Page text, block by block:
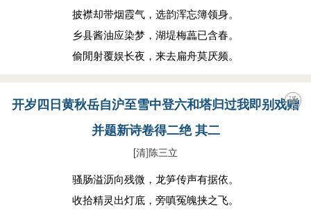
披襟却带烟霞气，选韵浑忘簿领身。
乡县酱油应染梦，湖堤梅藟已含春。
偷閒射覆娱长夜，来去扁舟莫厌频。
开岁四日黄秋岳自沪至雪中登六和塔归过我即别戏赠
并题新诗卷得二绝 其二
[清]陈三立
骚肠溢沥向残微，龙笋传声有据依。
收拾精灵出灯底，旁嗔冤魄挟之飞。